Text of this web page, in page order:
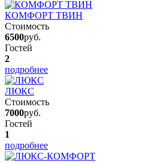
КОМФОРТ ТВИН
Стоимость
6500руб.
Гостей
2
подробнее
ЛЮКС
Стоимость
7000руб.
Гостей
1
подробнее